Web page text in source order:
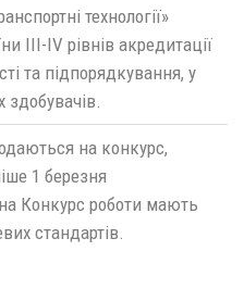
технології»
ІІІ-ІV рівнів акредитації
та підпорядкування, у
здобувачів.
на конкурс,
1 березня
Конкурс роботи мають
стандартів.